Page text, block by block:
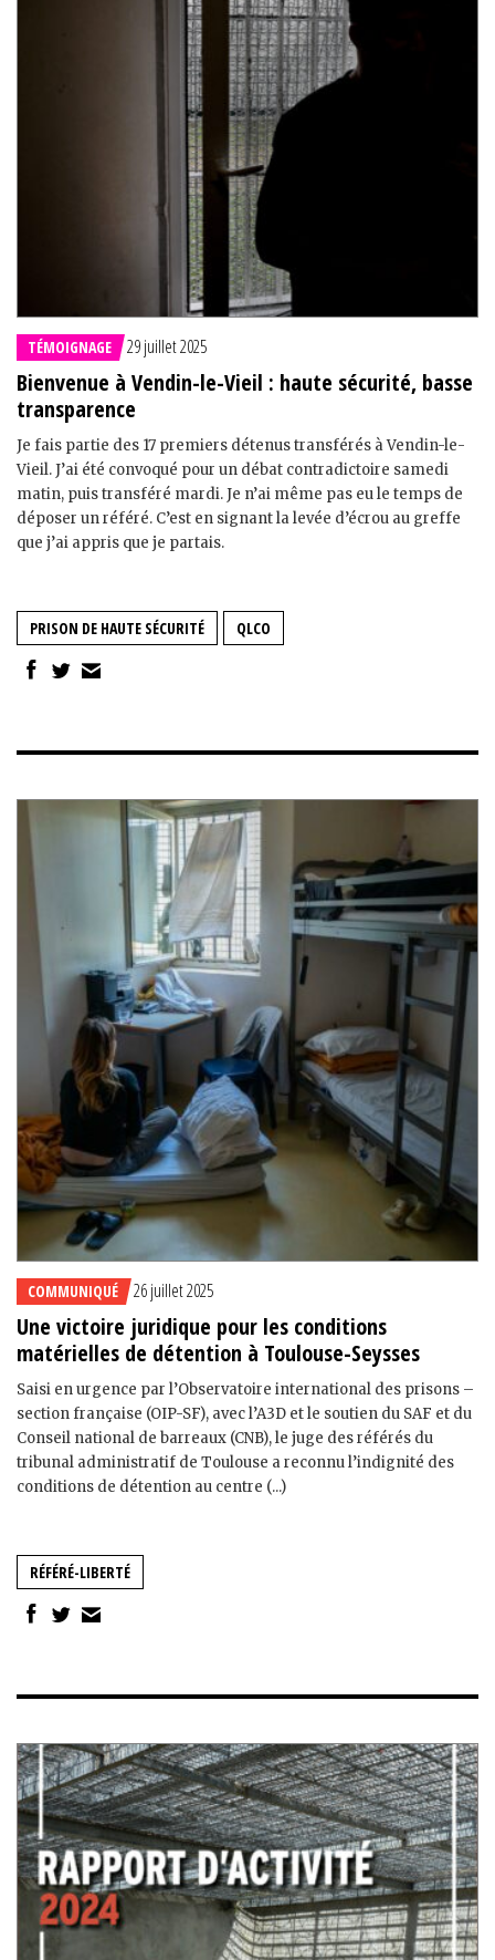
TÉMOIGNAGE 29 juillet 2025
Bienvenue à Vendin-le-Vieil : haute sécurité, basse
transparence
Je fais partie des 17 premiers détenus transférés à Vendin-le-
Vieil. J’ai été convoqué pour un débat contradictoire samedi
matin, puis transféré mardi. Je n’ai même pas eu le temps de
déposer un référé. C’est en signant la levée d’écrou au greffe
que j’ai appris que je partais.
PRISON DE HAUTE SÉCURITÉ QLCO
COMMUNIQUÉ 26 juillet 2025
Une victoire juridique pour les conditions
matérielles de détention à Toulouse-Seysses
Saisi en urgence par l’Observatoire international des prisons –
section française (OIP-SF), avec l’A3D et le soutien du SAF et du
Conseil national de barreaux (CNB), le juge des référés du
tribunal administratif de Toulouse a reconnu l’indignité des
conditions de détention au centre (...)
RÉFÉRÉ-LIBERTÉ